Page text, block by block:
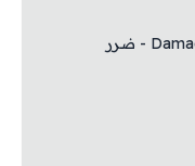
- Damage Multiplier - Defense Multiplier - ضرر